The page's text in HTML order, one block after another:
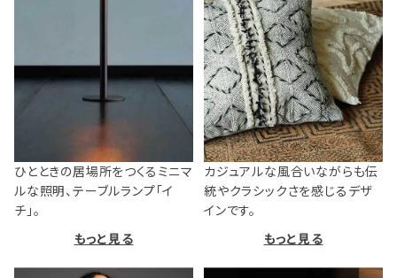
ひとときの居場所をつくるミニマ
ルな照明、テーブルランプ「イ
チ」。
もっと見る
カジュアルな風合いながらも伝
統やクラシックさを感じるデザ
インです。
もっと見る